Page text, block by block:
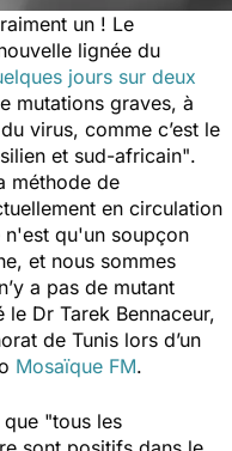
un ! Le
lignée du
jours sur deux
mutations graves, à
virus, comme c’est le
et sud-africain".
méthode de
en circulation
n'est qu'un soupçon
et nous sommes
a pas de mutant
le Dr Tarek Bennaceur,
de Tunis lors d’un
Mosaïque FM.
que "tous les